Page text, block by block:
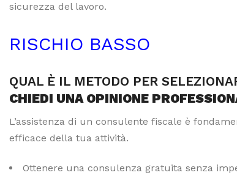
sicurezza del lavoro.
RISCHIO BASSO
QUAL È IL METODO PER
CHIEDI UNA OPINIONE
L’assistenza di un consulente fiscale è
efficace della tua attività.
Ottenere una consulenza gratuita senza